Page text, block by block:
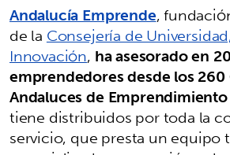
Andalucía Emprende,
de laConsejería de
Innovación, ha asesorado en
emprendedores desde los
Andaluces de Emprendimiento
tiene distribuidos por toda la
servicio, que presta un equipo